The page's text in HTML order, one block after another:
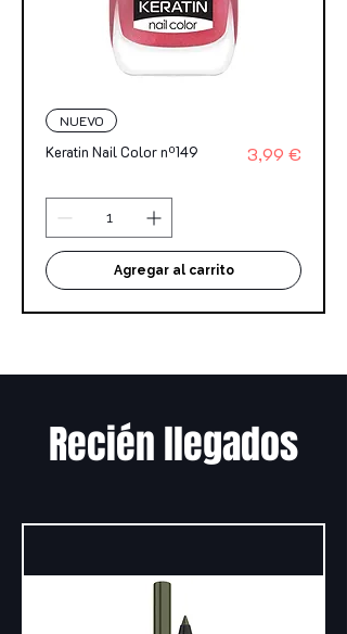
NUEVO
Keratin Nail Color nº149 Precio
3,99 €
Agregar al carrito
Recién llegados